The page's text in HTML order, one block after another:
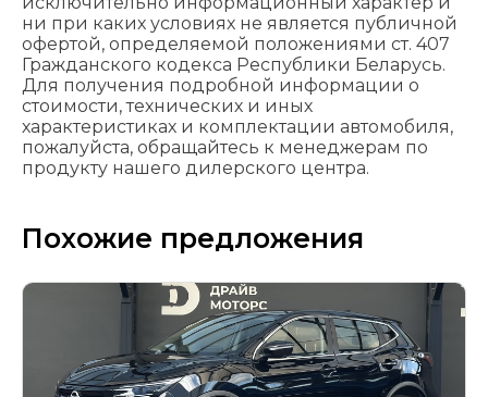
ни при каких условиях не является публичной
офертой, определяемой положениями cт. 407
Гражданского кодекса Республики Беларусь.
Для получения подробной информации о
стоимости, технических и иных
характеристиках и комплектации автомобиля,
пожалуйста, обращайтесь к менеджерам по
продукту нашего дилерского центра.
Похожие предложения